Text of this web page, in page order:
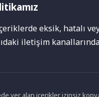
eksik, hatalı
iletişim
yer alan içerikler izinsiz